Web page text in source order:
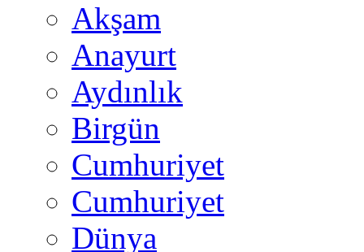
Akşam
Anayurt
Aydınlık
Birgün
Cumhuriyet
Cumhuriyet
Dünya